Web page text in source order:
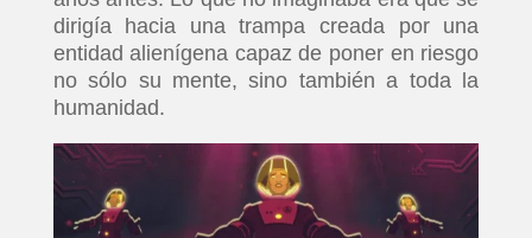
dirigía hacia una trampa creada por una
entidad alienígena capaz de poner en riesgo
no sólo su mente, sino también a toda la
humanidad.